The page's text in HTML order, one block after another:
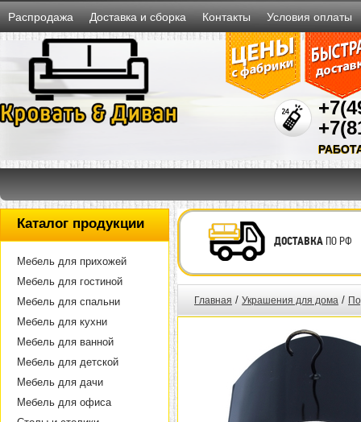
Распродажа Доставка и сборка Контакты Условия оплаты
Каталог продукции
Мебель для прихожей
Мебель для гостиной
Мебель для спальни
Мебель для кухни
Мебель для ванной
Мебель для детской
Мебель для дачи
Мебель для офиса
ДОСТАВКАПО РФ
Главная / Украшения для дома /